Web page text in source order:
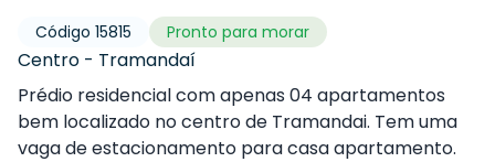
Código 15815 Pronto para morar
Centro - Tramandaí
Prédio residencial com apenas 04 apartamentos
bem localizado no centro de Tramandai. Tem uma
vaga de estacionamento para casa apartamento.